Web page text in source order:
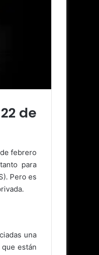
de
febrero
para
Pero es
una
están